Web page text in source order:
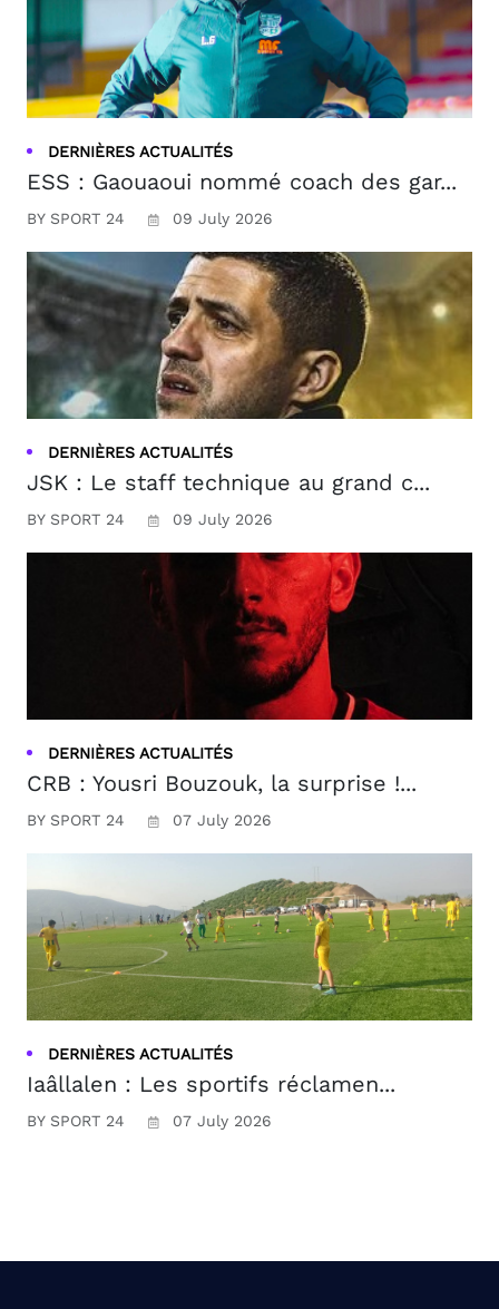
DERNIÈRES ACTUALITÉS
ESS : Gaouaoui nommé coach des gar...
BY SPORT 24 09 July 2026
DERNIÈRES ACTUALITÉS
JSK : Le staff technique au grand c...
BY SPORT 24 09 July 2026
DERNIÈRES ACTUALITÉS
CRB : Yousri Bouzouk, la surprise !...
BY SPORT 24 07 July 2026
DERNIÈRES ACTUALITÉS
Iaâllalen : Les sportifs réclamen...
BY SPORT 24 07 July 2026